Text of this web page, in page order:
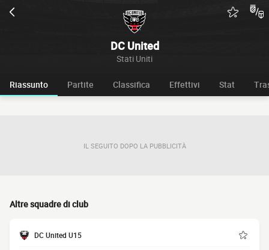
DC United
Stati Uniti
Riassunto Partite Classifica Effettivi Stat
IL SEGUITO DOPO LA PUBBLICITÀ
Altre squadre di club
DC United U15